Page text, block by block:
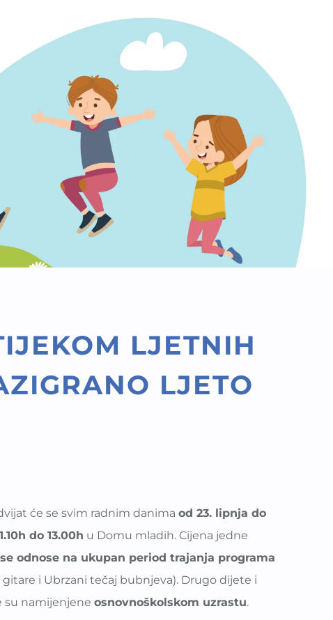
LJETNIH
LJETO
će se svim radnim danima od 23. lipnja do
do 13.00h u Domu mladih. Cijena jedne
odnose na ukupan period trajanja programa
i Ubrzani tečaj bubnjeva). Drugo dijete i
su namijenjene osnovnoškolskom uzrastu.